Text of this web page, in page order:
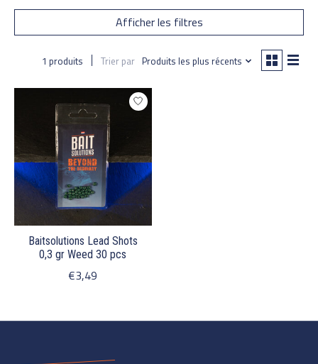
Afficher les filtres
1 produits Trier par Produits les plus récents
Baitsolutions Lead Shots
0,3 gr Weed 30 pcs
€3,49